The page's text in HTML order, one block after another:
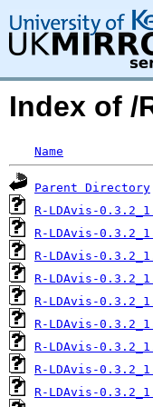
Index of /
Name
Parent Directory
R-LDAvis-
R-LDAvis-
R-LDAvis-
R-LDAvis-
R-LDAvis-
R-LDAvis-
R-LDAvis-
R-LDAvis-
R-LDAvis-